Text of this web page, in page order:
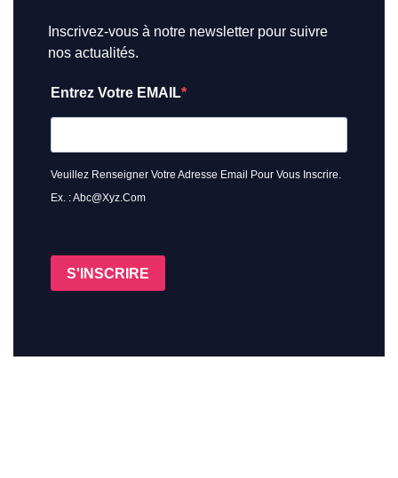
Inscrivez-vous à notre newsletter pour suivre
nos actualités.
Entrez Votre EMAIL
Veuillez Renseigner Votre Adresse Email Pour Vous Inscrire.
Ex. : Abc@xyz.com
S'INSCRIRE